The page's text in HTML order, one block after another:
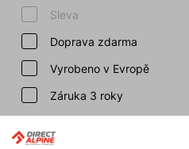
Sleva
Doprava zdarma
Vyrobeno v Evropě
Záruka 3 roky